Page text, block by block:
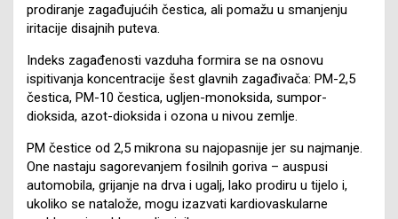
prodiranje zagađujućih čestica, ali pomažu u smanjenju
iritacije disajnih puteva.
Indeks zagađenosti vazduha formira se na osnovu
ispitivanja koncentracije šest glavnih zagađivača: PM-2,5
čestica, PM-10 čestica, ugljen-monoksida, sumpor-
dioksida, azot-dioksida i ozona u nivou zemlje.
PM čestice od 2,5 mikrona su najopasnije jer su najmanje.
One nastaju sagorevanjem fosilnih goriva – auspusi
automobila, grijanje na drva i ugalj, lako prodiru u tijelo i,
ukoliko se natalože, mogu izazvati kardiovaskularne